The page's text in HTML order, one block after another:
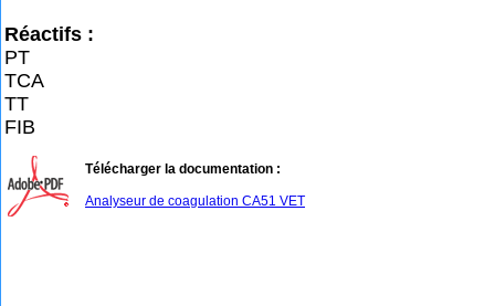
Réactifs :
PT
TCA
TT
FIB
Télécharger la documentation :
Analyseur de coagulation CA51 VET